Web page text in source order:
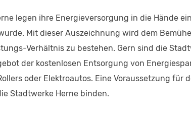
legen ihre Energieversorgung in die Hände
Mit dieser Auszeichnung wird dem
Verhältnis zu bestehen. Gern sind die
der kostenlosen Entsorgung von
oder Elektroautos. Eine Voraussetzung
Stadtwerke Herne binden.